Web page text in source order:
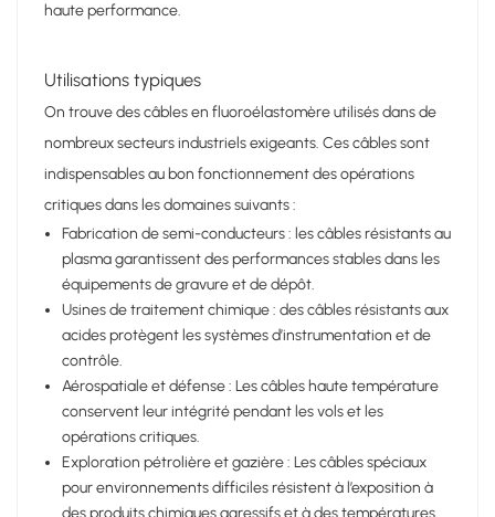
haute performance.
Utilisations typiques
On trouve des câbles en fluoroélastomère utilisés dans de
nombreux secteurs industriels exigeants. Ces câbles sont
indispensables au bon fonctionnement des opérations
critiques dans les domaines suivants :
Fabrication de semi-conducteurs : les câbles résistants au
plasma garantissent des performances stables dans les
équipements de gravure et de dépôt.
Usines de traitement chimique : des câbles résistants aux
acides protègent les systèmes d’instrumentation et de
contrôle.
Aérospatiale et défense : Les câbles haute température
conservent leur intégrité pendant les vols et les
opérations critiques.
Exploration pétrolière et gazière : Les câbles spéciaux
pour environnements difficiles résistent à l’exposition à
des produits chimiques agressifs et à des températures